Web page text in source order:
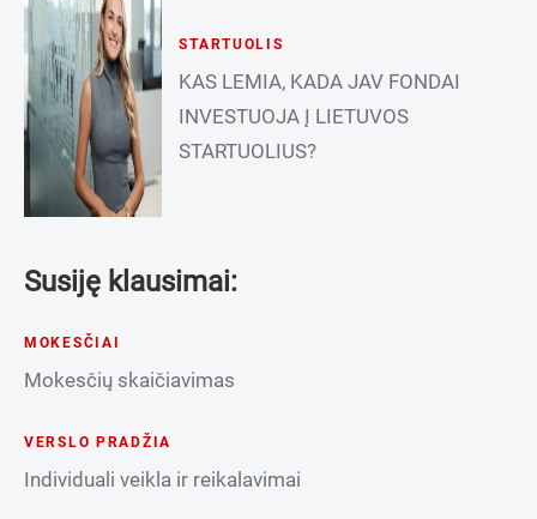
STARTUOLIS
KAS LEMIA, KADA JAV FONDAI
INVESTUOJA Į LIETUVOS
STARTUOLIUS?
Susiję klausimai:
MOKESČIAI
Mokesčių skaičiavimas
VERSLO PRADŽIA
Individuali veikla ir reikalavimai